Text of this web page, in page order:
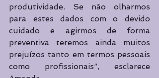
produtividade. Se não olharmos
para estes dados com o devido
cuidado e agirmos de forma
preventiva teremos ainda muitos
prejuízos tanto em termos pessoais
como profissionais”, esclarece